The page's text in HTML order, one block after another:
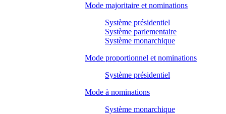
Mode majoritaire et nominations
Système présidentiel
Système parlementaire
Système monarchique
Mode proportionnel et nominations
Système présidentiel
Mode à nominations
Système monarchique